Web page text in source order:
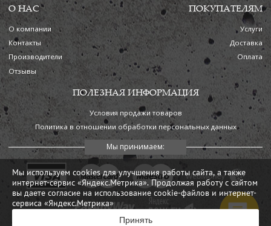
О НАС
О компании
Контакты
Производители
Отзывы
ПОКУПАТЕЛЯМ
Услуги
Доставка
Оплата
ПОЛЕЗНАЯ ИНФОРМАЦИЯ
Условия продажи товаров
Политика в отношении обработки персональных данных
Мы используем cookies для улучшения работы сайта, а также
интернет-сервис «Яндекс.Метрика». Продолжая работу с сайтом
вы даете согласие на использование cookie-файлов и интернет-
сервиса «Яндекс.Метрика»
Принять